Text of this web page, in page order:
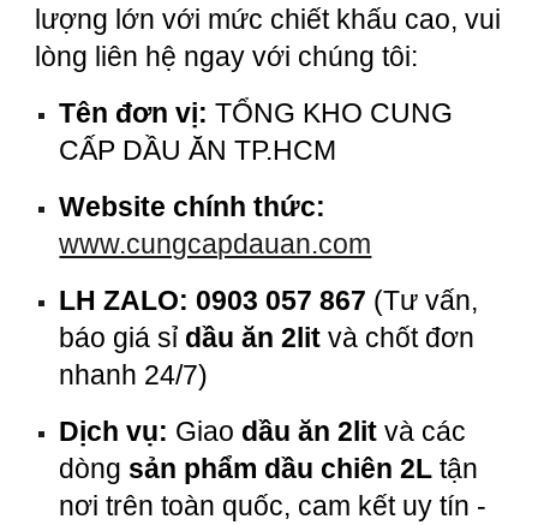
lượng lớn với mức chiết khấu cao, vui
lòng liên hệ ngay với chúng tôi:
Tên đơn vị: TỔNG KHO CUNG
CẤP DẦU ĂN TP.HCM
Website chính thức:
www.cungcapdauan.com
LH ZALO: 0903 057 867 (Tư vấn,
báo giá sỉ dầu ăn 2lit và chốt đơn
nhanh 24/7)
Dịch vụ: Giao dầu ăn 2lit và các
dòng sản phẩm dầu chiên 2L tận
nơi trên toàn quốc, cam kết uy tín -